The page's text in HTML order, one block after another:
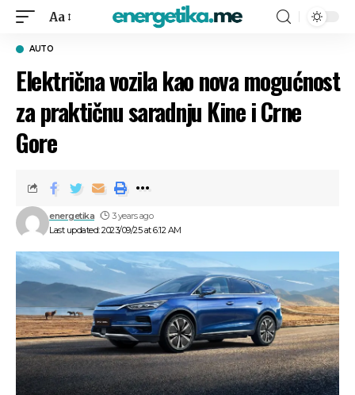
Aa
AUTO
Električna vozila kao nova mogućnost
za praktičnu saradnju Kine i Crne
Gore
Last updated: 2023/09/25 at 6:12 AM
energetika 3 years ago